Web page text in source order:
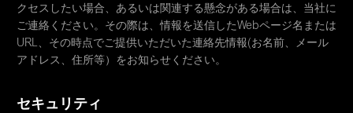
クセスしたい場合、あるいは関連する懸念がある場合は、当社に
ご連絡ください。その際は、情報を送信したWebページ名または
URL、その時点でご提供いただいた連絡先情報(お名前、メール
アドレス、住所等）をお知らせください。
セキュリティ